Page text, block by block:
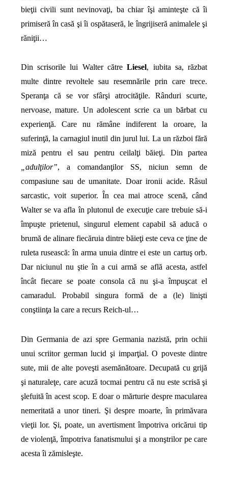
bieţii civili sunt nevinovaţi, ba chiar îşi aminteşte că îi
primiseră în casă şi îi ospătaseră, le îngrijiseră animalele şi
răniţii…
Din scrisorile lui Walter cătreLiesel, iubita sa, răzbat
multe dintre revoltele sau resemnările prin care trece.
Speranţa că se vor sfârşi atrocităţile. Rânduri scurte,
nervoase, mature. Un adolescent scrie ca un bărbat cu
experienţă. Care nu rămâne indiferent la oroare, la
suferinţă, la carnagiul inutil din jurul lui. La un război fără
miză pentru el sau pentru ceilalţi băieţi. Din partea
„adulţilor”, a comandanţilor SS, niciun semn de
compasiune sau de umanitate. Doar ironii acide. Râsul
sarcastic, voit superior. În cea mai atroce scenă, când
Walter se va afla în plutonul de execuţie care trebuie să-i
împuşte prietenul, singurul element capabil să aducă o
brumă de alinare fiecăruia dintre băieţi este ceva ce ţine de
ruleta rusească: în arma unuia dintre ei este un cartuş orb.
Dar niciunul nu ştie în a cui armă se află acesta, astfel
încât fiecare se poate consola că nu şi-a împuşcat el
camaradul. Probabil singura formă de a (le) linişti
conştiinţa la care a recurs Reich-ul…
Din Germania de azi spre Germania nazistă, prin ochii
unui scriitor german lucid şi imparţial. O poveste dintre
sute, mii de alte poveşti asemănătoare. Decupată cu grijă
şi naturaleţe, care acuză tocmai pentru că nu este scrisă şi
şlefuită în acest scop. E doar o mărturie despre macularea
nemeritată a unor tineri. Şi despre moarte, în primăvara
vieţii lor. Şi, poate, un avertisment împotriva oricărui tip
de violenţă, împotriva fanatismului şi a monştrilor pe care
acesta îi zămisleşte.